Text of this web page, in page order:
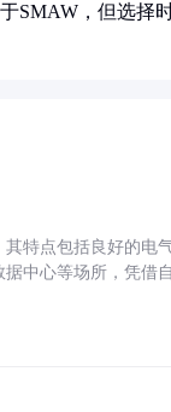
SMAW，但选择
特点包括良好的电
中心等场所，凭借